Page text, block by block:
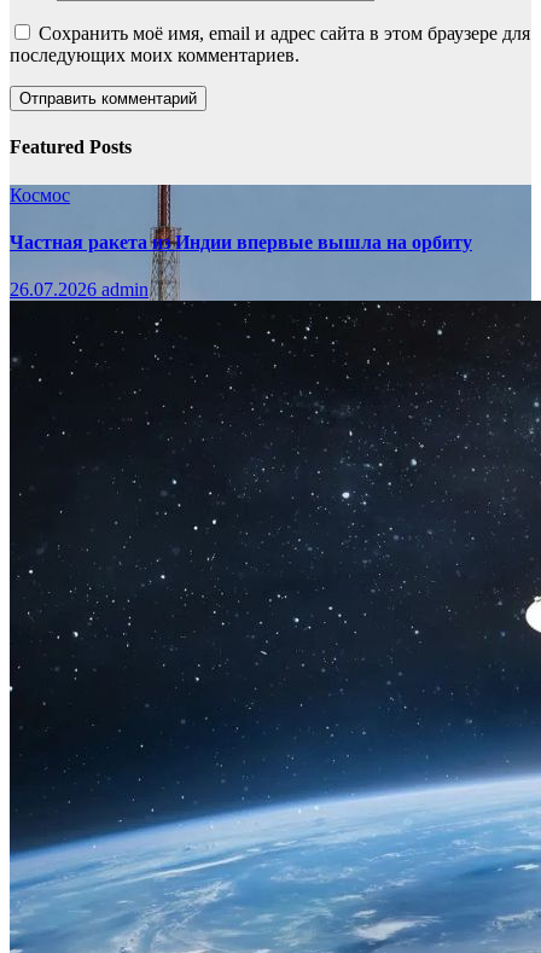
Сохранить моё имя, email и адрес сайта в этом браузере для
последующих моих комментариев.
Featured Posts
Космос
Частная ракета из Индии впервые вышла на орбиту
26.07.2026 admin